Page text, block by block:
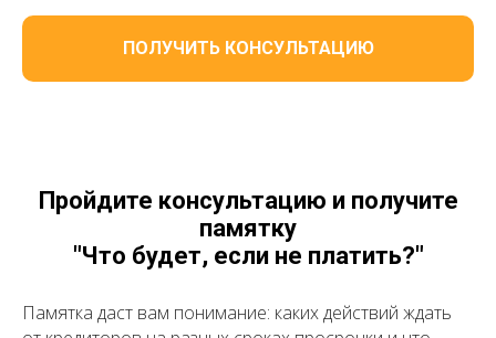
ПОЛУЧИТЬ КОНСУЛЬТАЦИЮ
Пройдите консультацию и получите
памятку
"Что будет, если не платить?"
Памятка даст вам понимание: каких действий ждать